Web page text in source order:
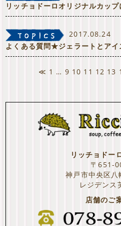
リッチョドーロオリジナルカッ
2017.08.24
よくある質問★ジェラートとア
≪ 1 … 9 10 11 12 13
リッチョドー
〒651-
神戸市中央区
レジデンス
店舗のご